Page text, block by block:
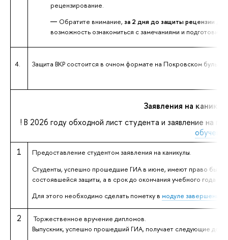
рецензирование.
Обратите внимание, за 2 дня до защиты рецензии
возможность ознакомиться с замечаниями и подготовить
4. Защита ВКР состоится в очном формате на Покровском
Заявления на
! В 2026 году обходной лист студента и заявление на
1
Предоставление студентом заявления на каникулы.
Студенты, успешно прошедшие ГИА в июне, имеют право быть
состоявшейся защиты, а в срок до окончания учебного года
Для этого необходимо сделать пометку в модуле
2
Торжественное вручение дипломов.
Выпускник, успешно прошедший ГИА, получает следующие